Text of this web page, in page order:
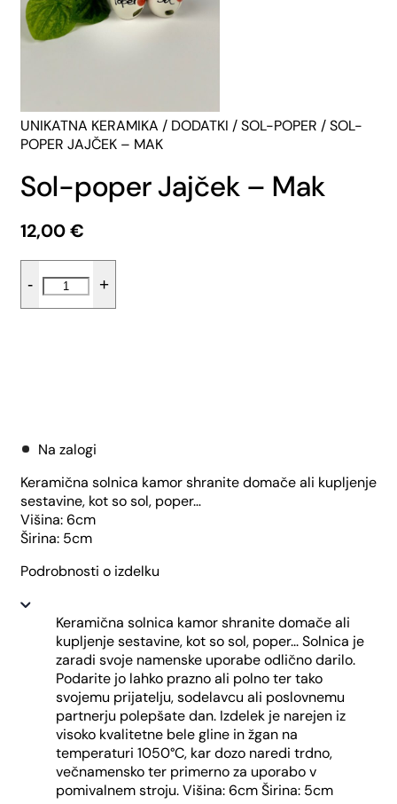
UNIKATNA KERAMIKA / DODATKI /SOL-POPER / SOL-
POPER JAJČEK – MAK
Sol-poper Jajček – Mak
12,00€
-
poper
Jajček
+
Na zalogi
Keramična solnica kamor shranite domače ali kupljenje
sestavine, kot so sol, poper…
Višina: 6cm
Širina: 5cm
Podrobnosti o izdelku
Keramična solnica kamor shranite domače ali
kupljenje sestavine, kot so sol, poper... Solnica je
zaradi svoje namenske uporabe odlično darilo.
Podarite jo lahko prazno ali polno ter tako
svojemu prijatelju, sodelavcu ali poslovnemu
partnerju polepšate dan. Izdelek je narejen iz
visoko kvalitetne bele gline in žgan na
temperaturi 1050°C, kar dozo naredi trdno,
večnamensko ter primerno za uporabo v
pomivalnem stroju. Višina: 6cm Širina: 5cm